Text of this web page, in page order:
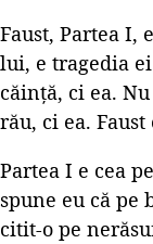
Faust, Partea I,
lui, e tragedia
căință, ci ea.
rău, ci ea.
Partea I e cea
spune eu că pe
citit-o pe